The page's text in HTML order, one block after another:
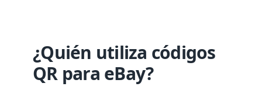
¿Quién utiliza códigos
QR para eBay?